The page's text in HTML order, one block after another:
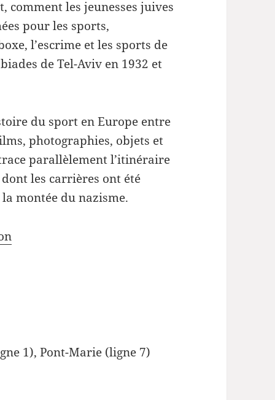
comment les jeunesses juives
pour les sports,
l’escrime et les sports de
de Tel-Aviv en 1932 et
du sport en Europe entre
photographies, objets et
parallèlement l’itinéraire
les carrières ont été
montée du nazisme.
1), Pont-Marie (ligne 7)